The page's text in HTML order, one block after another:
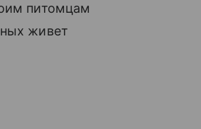
питомцам
живет